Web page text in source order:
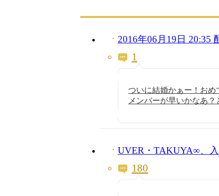
2016年06月19日 20:35
1
ついに結婚かぁー！お
メンバーが早いかなあ
UVER・TAKUYA∞、
180